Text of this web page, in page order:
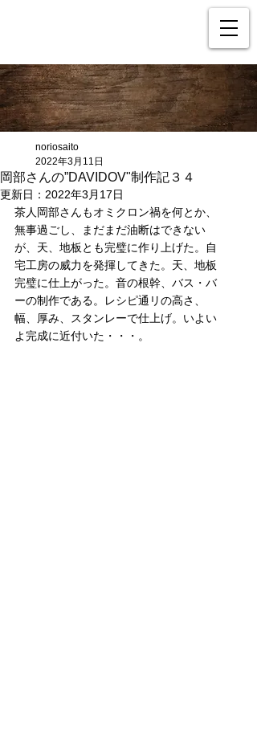
岡部さんの”DAVIDOV"制作記３４
noriosaito
2022年3月11日
更新日： 2022年3月17日
茶人岡部さんもオミクロン禍を何とか、
無事過ごし、まだまだ油断はできない
が、天、地板とも完璧に作り上げた。自
宅工房の威力を発揮してきた。天、地板
完璧に仕上がった。音の根幹、バス・バ
ーの制作である。レシピ通リの高さ、
幅、厚み、スタンレーで仕上げ。いよい
よ完成に近付いた・・・。